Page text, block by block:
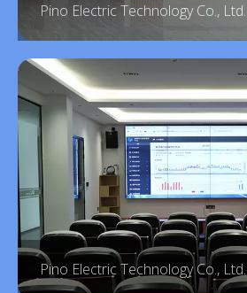
Pino Electric Technology Co., Ltd.
Pino Electric Technology Co., Ltd.